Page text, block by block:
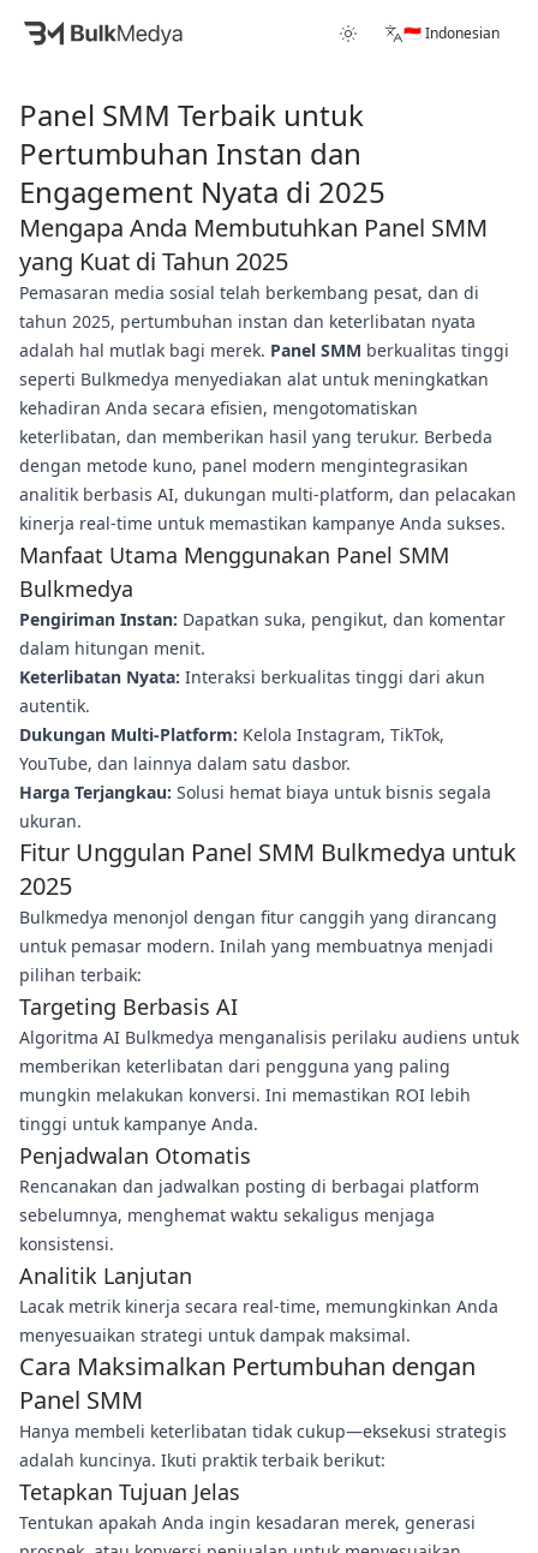
🇮🇩 Indonesian
Panel SMM Terbaik untuk
Pertumbuhan Instan dan
Engagement Nyata di 2025
Mengapa Anda Membutuhkan Panel SMM
yang Kuat di Tahun 2025
Pemasaran media sosial telah berkembang pesat, dan di
tahun 2025, pertumbuhan instan dan keterlibatan nyata
adalah hal mutlak bagi merek. Panel SMM berkualitas tinggi
seperti Bulkmedya menyediakan alat untuk meningkatkan
kehadiran Anda secara efisien, mengotomatiskan
keterlibatan, dan memberikan hasil yang terukur. Berbeda
dengan metode kuno, panel modern mengintegrasikan
analitik berbasis AI, dukungan multi-platform, dan pelacakan
kinerja real-time untuk memastikan kampanye Anda sukses.
Manfaat Utama Menggunakan Panel SMM
Bulkmedya
Pengiriman Instan: Dapatkan suka, pengikut, dan komentar
dalam hitungan menit.
Keterlibatan Nyata: Interaksi berkualitas tinggi dari akun
autentik.
Dukungan Multi-Platform: Kelola Instagram, TikTok,
YouTube, dan lainnya dalam satu dasbor.
Harga Terjangkau: Solusi hemat biaya untuk bisnis segala
ukuran.
Fitur Unggulan Panel SMM Bulkmedya untuk
2025
Bulkmedya menonjol dengan fitur canggih yang dirancang
untuk pemasar modern. Inilah yang membuatnya menjadi
pilihan terbaik:
Targeting Berbasis AI
Algoritma AI Bulkmedya menganalisis perilaku audiens untuk
memberikan keterlibatan dari pengguna yang paling
mungkin melakukan konversi. Ini memastikan ROI lebih
tinggi untuk kampanye Anda.
Penjadwalan Otomatis
Rencanakan dan jadwalkan posting di berbagai platform
sebelumnya, menghemat waktu sekaligus menjaga
konsistensi.
Analitik Lanjutan
Lacak metrik kinerja secara real-time, memungkinkan Anda
menyesuaikan strategi untuk dampak maksimal.
Cara Maksimalkan Pertumbuhan dengan
Panel SMM
Hanya membeli keterlibatan tidak cukup—eksekusi strategis
adalah kuncinya. Ikuti praktik terbaik berikut:
Tetapkan Tujuan Jelas
Tentukan apakah Anda ingin kesadaran merek, generasi